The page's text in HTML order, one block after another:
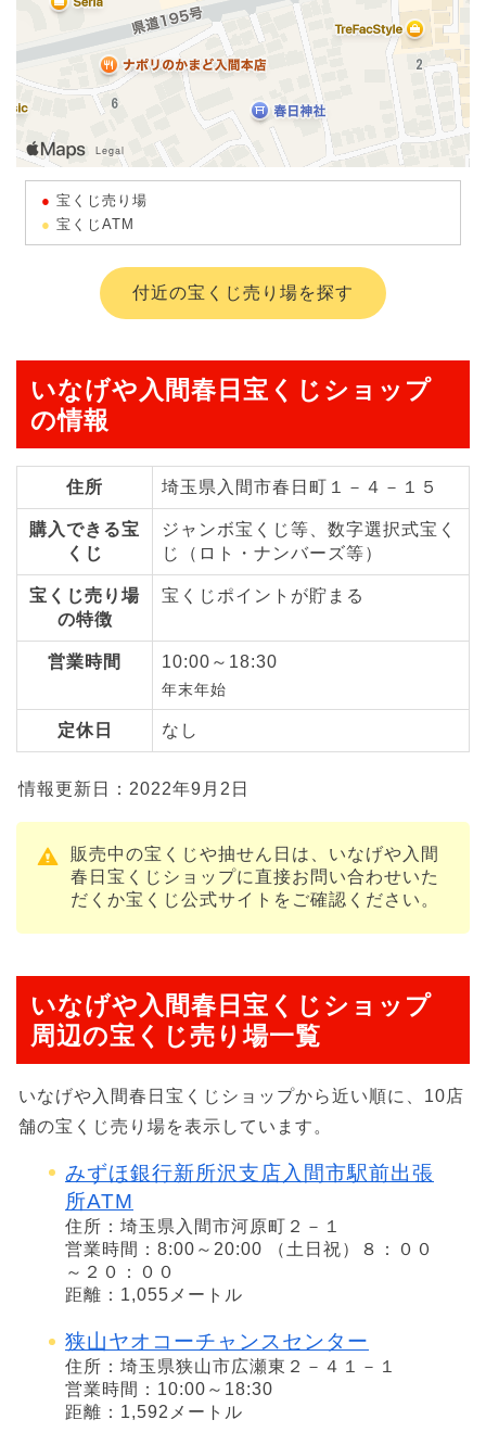
宝くじ売り場
宝くじATM
付近の宝くじ売り場を探す
いなげや入間春日宝くじショップ
の情報
住所 埼玉県入間市春日町１－４－１５
購入できる宝
くじ
ジャンボ宝くじ等、数字選択式宝く
じ（ロト・ナンバーズ等）
宝くじ売り場
の特徴
宝くじポイントが貯まる
営業時間 10:00～18:30
年末年始
定休日 なし
情報更新日：2022年9月2日
販売中の宝くじや抽せん日は、いなげや入間
春日宝くじショップに直接お問い合わせいた
だくか宝くじ公式サイトをご確認ください。
いなげや入間春日宝くじショップ
周辺の宝くじ売り場一覧
いなげや入間春日宝くじショップから近い順に、10店
舗の宝くじ売り場を表示しています。
みずほ銀行新所沢支店入間市駅前出張
所ATM
住所：埼玉県入間市河原町２－１
営業時間：8:00～20:00 （土日祝）８：００
～２０：００
距離：1,055メートル
狭山ヤオコーチャンスセンター
住所：埼玉県狭山市広瀬東２－４１－１
営業時間：10:00～18:30
距離：1,592メートル